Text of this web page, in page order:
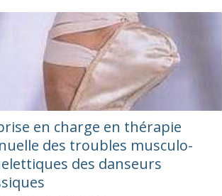
en charge en thérapie
des troubles musculo-
des danseurs